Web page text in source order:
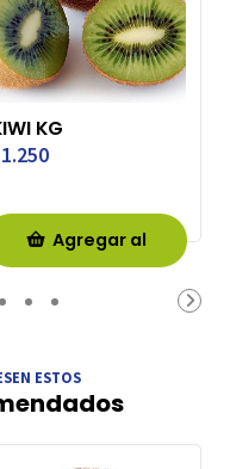
KG
Agregar al
ESTOS